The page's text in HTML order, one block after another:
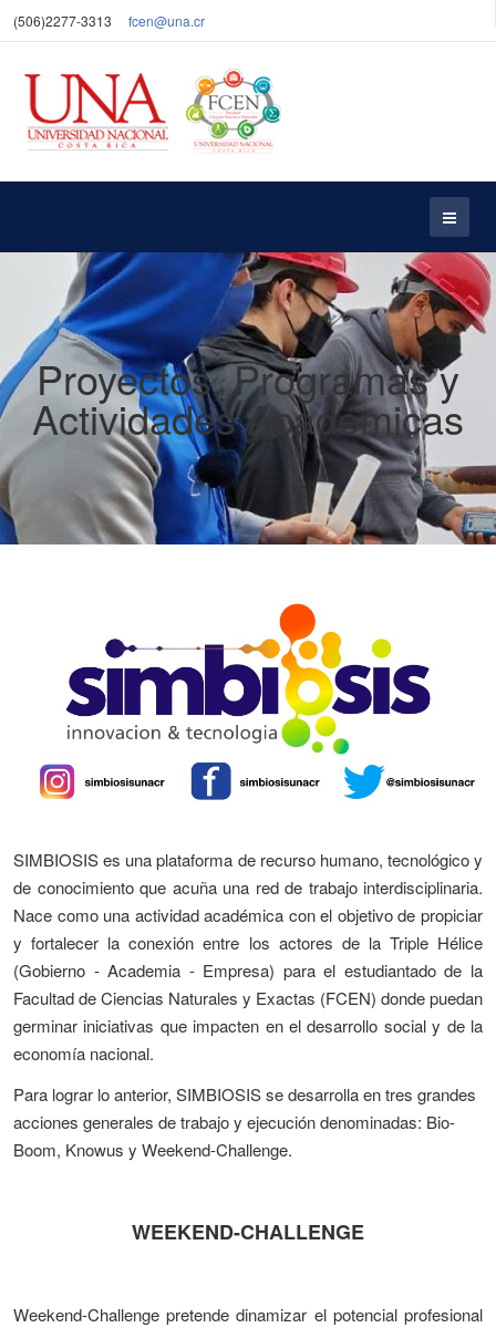
(506)2277-3313 fcen@una.cr
Proyectos, Programas y
Actividades Académicas
SIMBIOSIS es una plataforma de recurso humano, tecnológico y
de conocimiento que acuña una red de trabajo interdisciplinaria.
Nace como una actividad académica con el objetivo de propiciar
y fortalecer la conexión entre los actores de la Triple Hélice
(Gobierno - Academia - Empresa) para el estudiantado de la
Facultad de Ciencias Naturales y Exactas (FCEN) donde puedan
germinar iniciativas que impacten en el desarrollo social y de la
economía nacional.
Para lograr lo anterior, SIMBIOSIS se desarrolla en tres grandes
acciones generales de trabajo y ejecución denominadas: Bio-
Boom, Knowus y Weekend-Challenge.
WEEKEND-CHALLENGE
Weekend-Challenge pretende dinamizar el potencial profesional